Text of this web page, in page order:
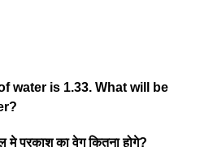
water is 1.33. What will be
प्रकाश का वेग कितना होगे?